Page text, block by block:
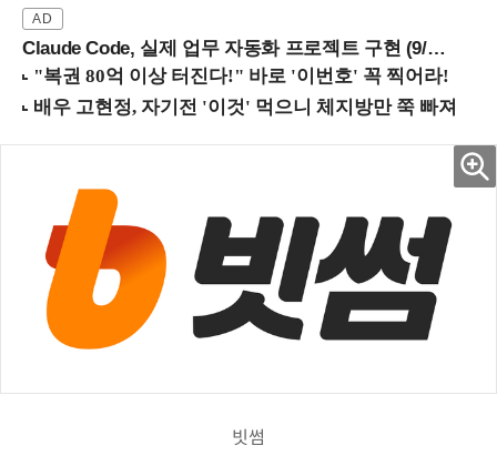
Claude Code, 실제 업무 자동화 프로젝트 구현 (9/16 ~17 강남역)
빗썸